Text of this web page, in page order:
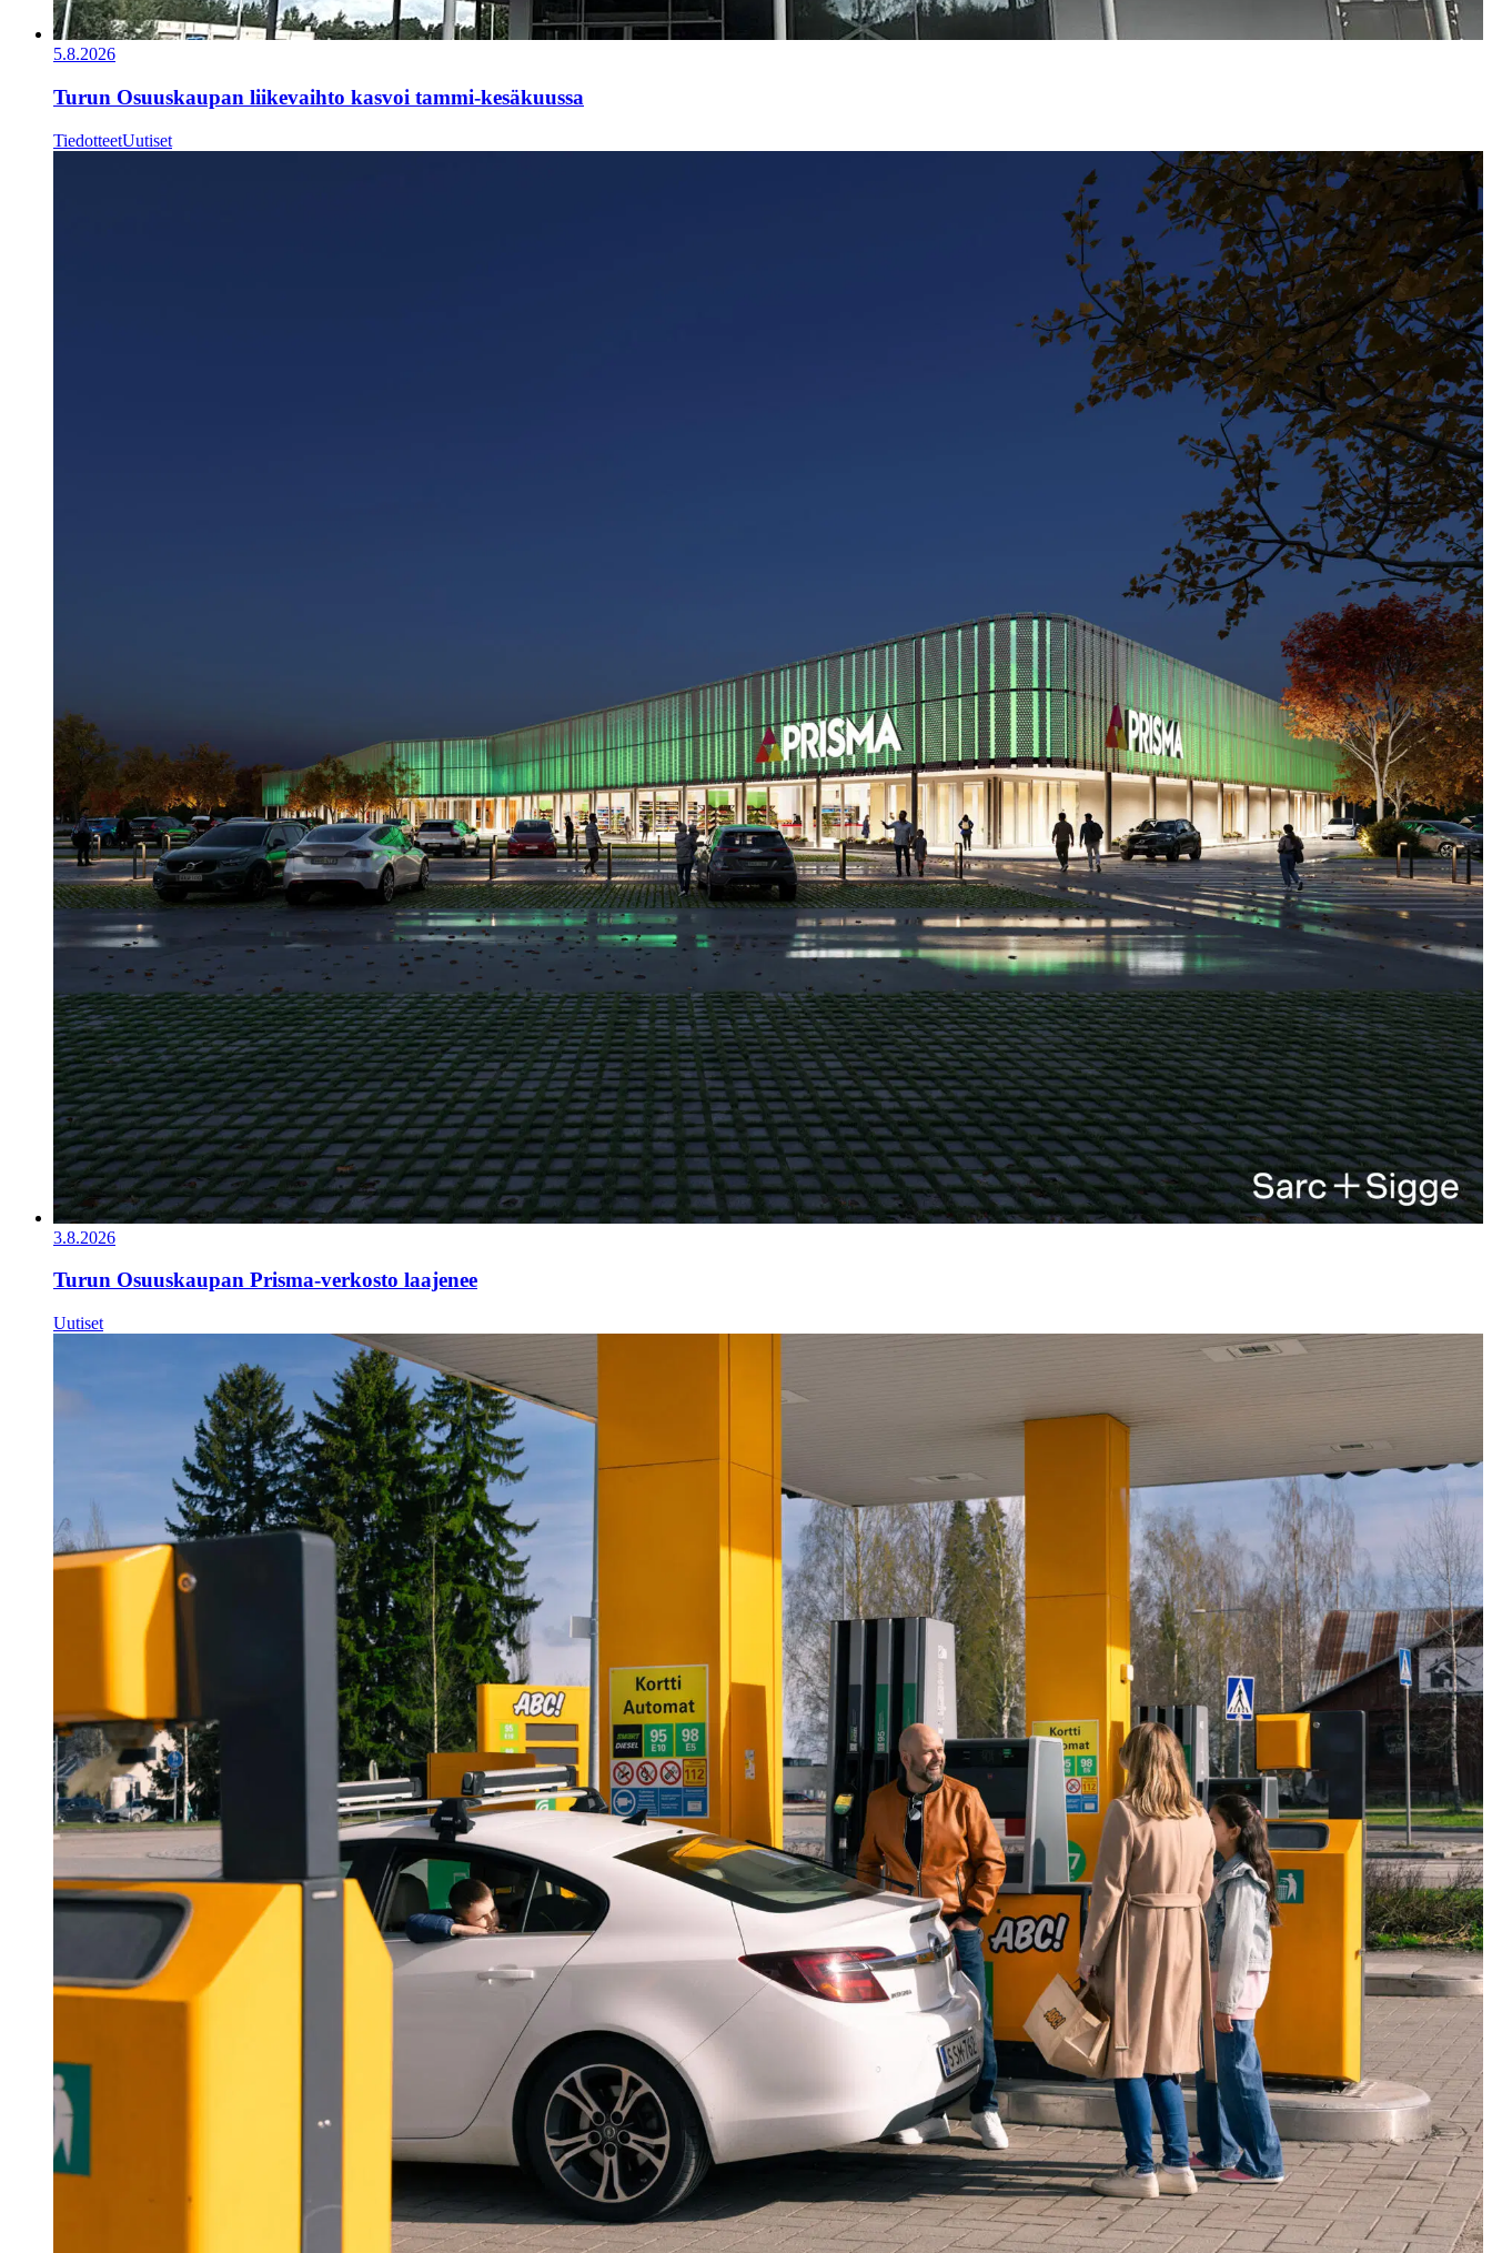
5.8.2026
Turun Osuuskaupan liikevaihto kasvoi tammi-kesäkuussa
TiedotteetUutiset
3.8.2026
Turun Osuuskaupan Prisma-verkosto laajenee
Uutiset